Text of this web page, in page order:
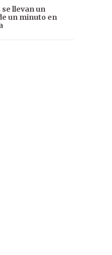
llevan un
un minuto en